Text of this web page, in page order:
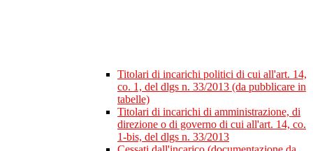
Titolari di incarichi politici di cui all'art. 14,
co. 1, del dlgs n. 33/2013 (da pubblicare in
tabelle)
Titolari di incarichi di amministrazione, di
direzione o di governo di cui all'art. 14, co.
1-bis, del dlgs n. 33/2013